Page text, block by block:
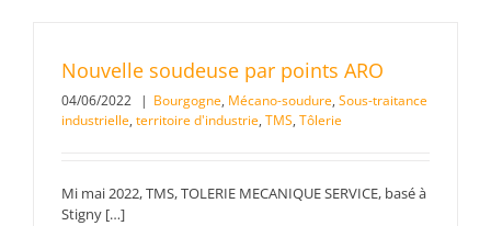
Nouvelle soudeuse par points ARO
04/06/2022 | Bourgogne, Mécano-soudure, Sous-traitance
industrielle, territoire d'industrie, TMS, Tôlerie
Mi mai 2022, TMS, TOLERIE MECANIQUE SERVICE, basé à
Stigny […]